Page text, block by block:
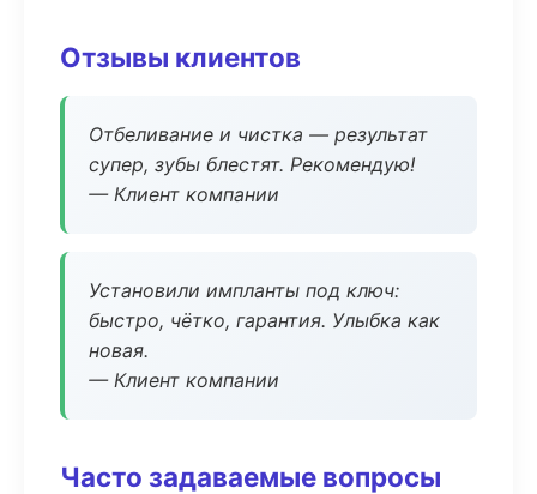
Отзывы клиентов
Отбеливание и чистка — результат
супер, зубы блестят. Рекомендую!
— Клиент компании
Установили импланты под ключ:
быстро, чётко, гарантия. Улыбка как
новая.
— Клиент компании
Часто задаваемые вопросы